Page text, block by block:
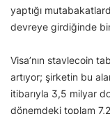
yaptığı
devreye girdiğinde
Visa’nın stavlecoin
artıyor; şirketin bu
itibarıyla 3,5 milyar
dönemdeki toplam